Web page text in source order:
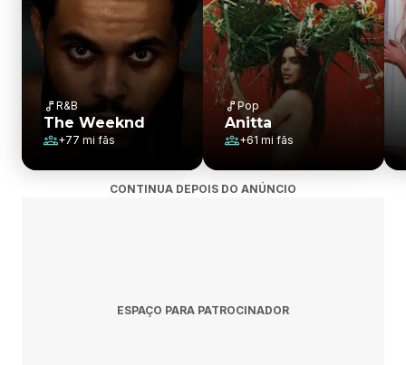
R&B
The Weeknd
+77 mi fãs
Pop
Anitta
+61 mi fãs
CONTINUA DEPOIS DO ANÚNCIO
ESPAÇO PARA PATROCINADOR